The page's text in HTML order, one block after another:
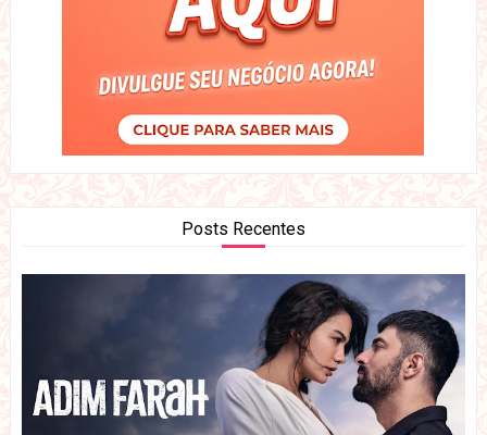
Posts Recentes